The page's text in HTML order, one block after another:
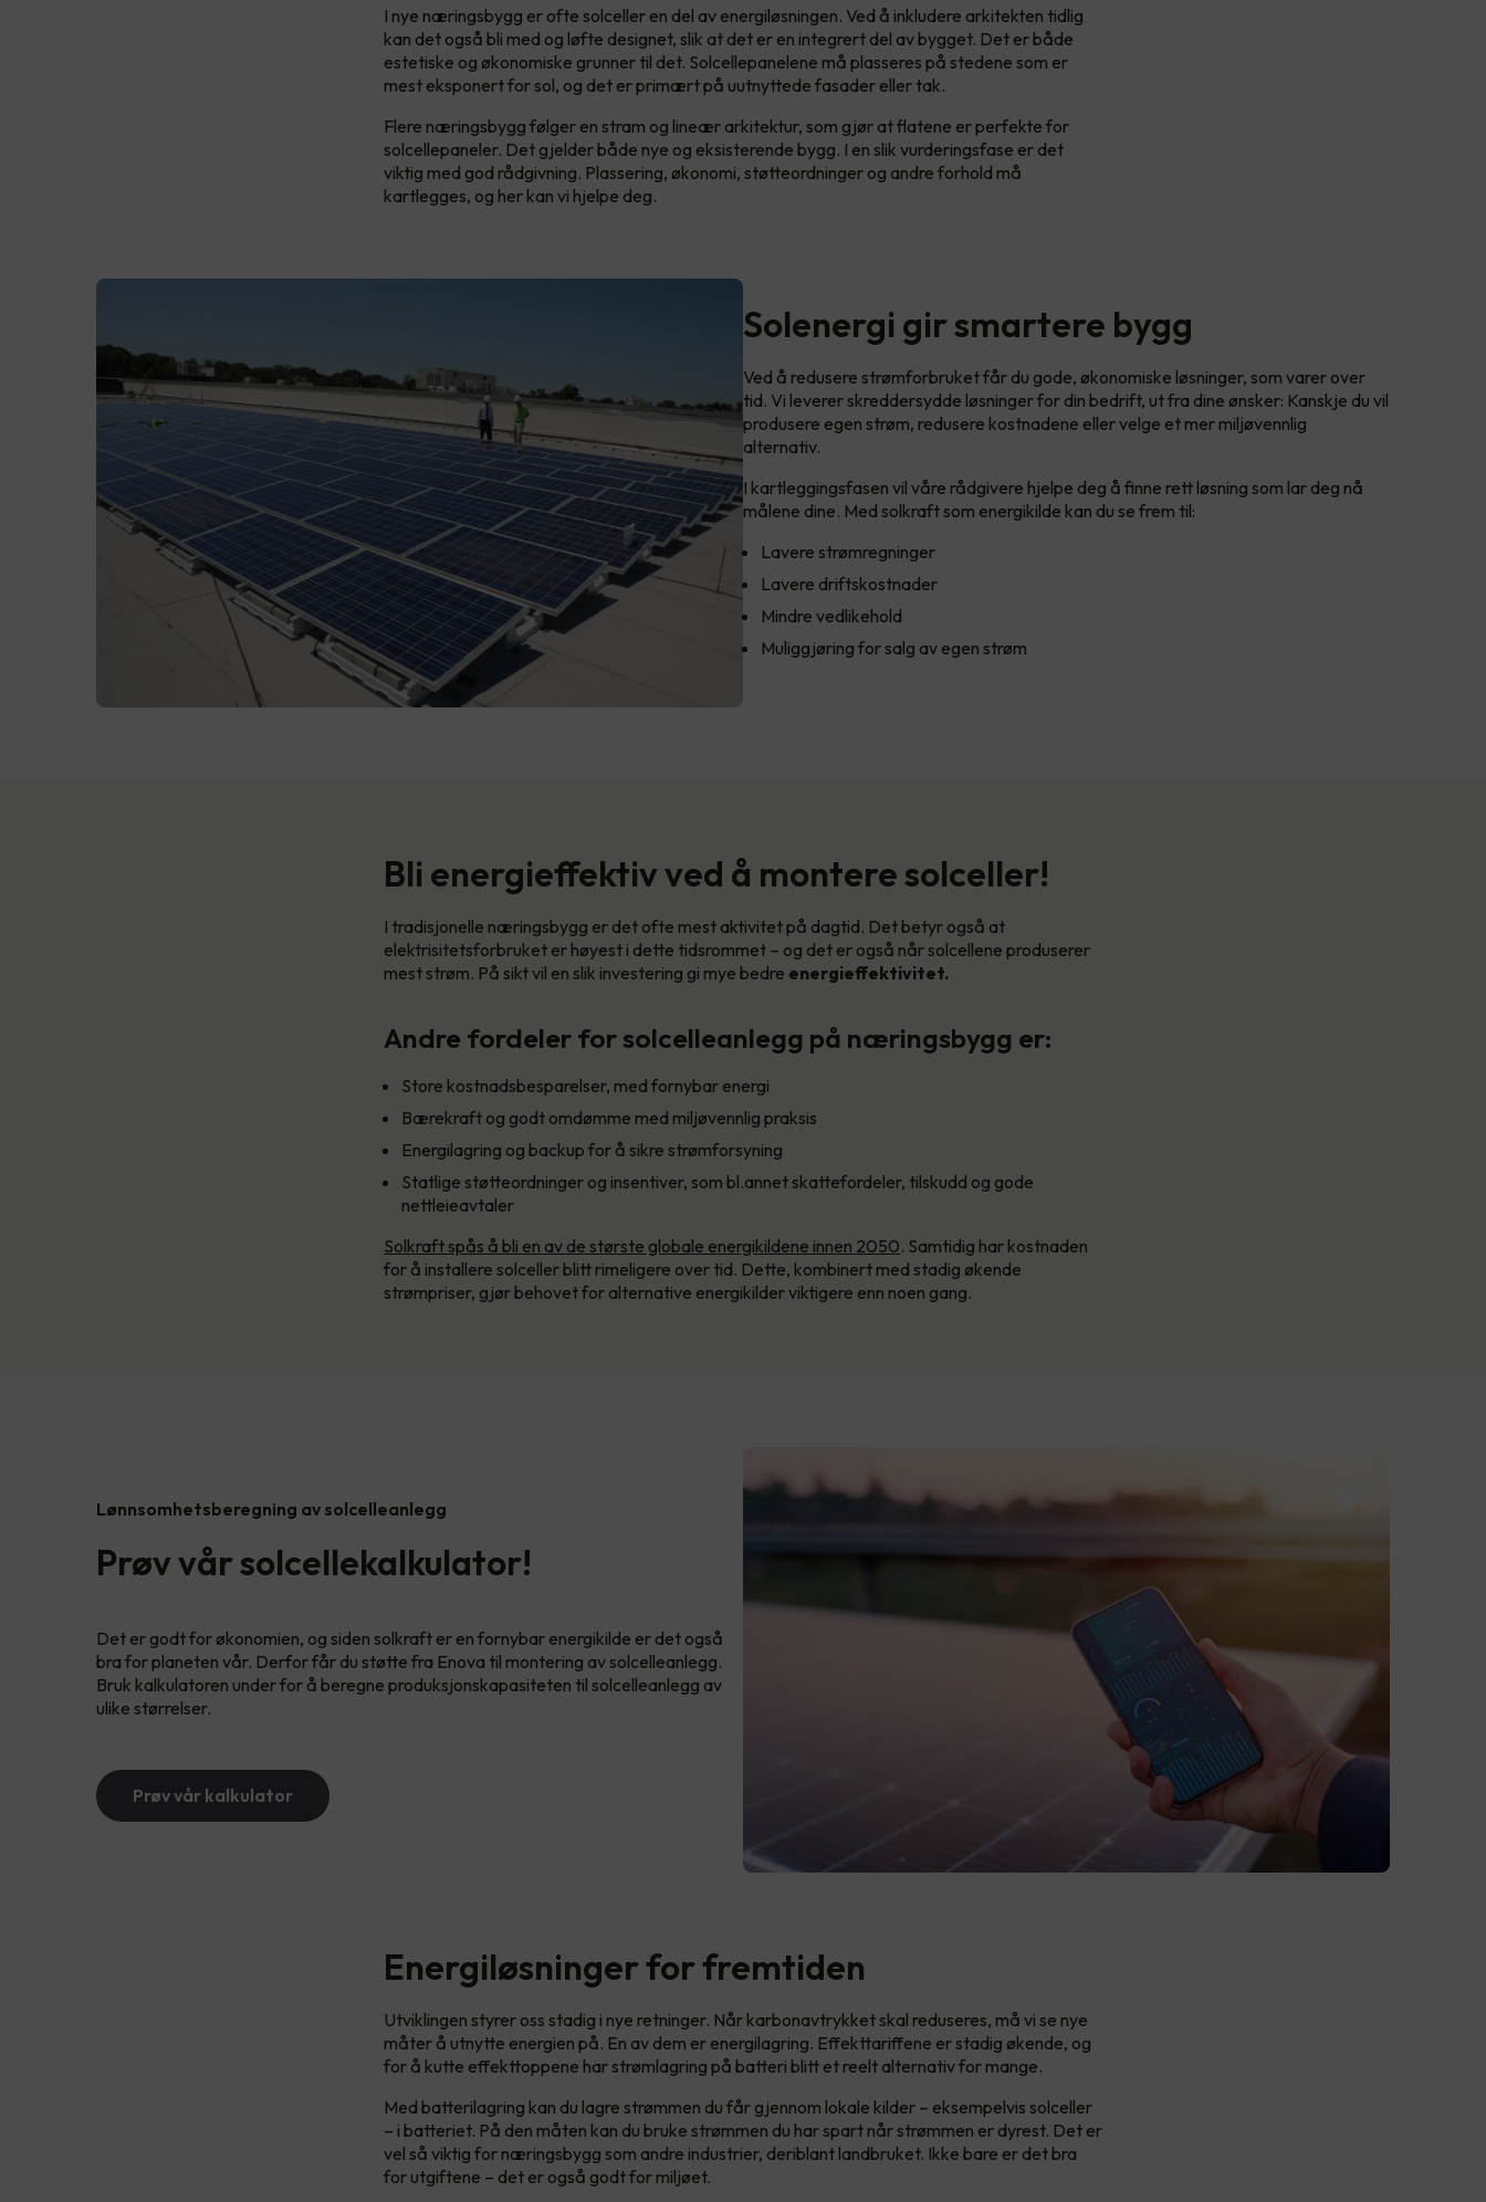
I nye næringsbygg er ofte solceller en del av energiløsningen. Ved å inkludere arkitekten tidlig
kan det også bli med og løfte designet, slik at det er en integrert del av bygget. Det er både
estetiske og økonomiske grunner til det. Solcellepanelene må plasseres på stedene som er
mest eksponert for sol, og det er primært på uutnyttede fasader eller tak.
Flere næringsbygg følger en stram og lineær arkitektur, som gjør at flatene er perfekte for
solcellepaneler. Det gjelder både nye og eksisterende bygg. I en slik vurderingsfase er det
viktig med god rådgivning. Plassering, økonomi, støtteordninger og andre forhold må
kartlegges, og her kan vi hjelpe deg.
Solenergi gir smartere bygg
Ved å redusere strømforbruket får du gode, økonomiske løsninger, som varer over
tid. Vi leverer skreddersydde løsninger for din bedrift, ut fra dine ønsker: Kanskje du vil
produsere egen strøm, redusere kostnadene eller velge et mer miljøvennlig
alternativ.
I kartleggingsfasen vil våre rådgivere hjelpe deg å finne rett løsning som lar deg nå
målene dine. Med solkraft som energikilde kan du se frem til:
Lavere strømregninger
Lavere driftskostnader
Mindre vedlikehold
Muliggjøring for salg av egen strøm
Bli energieffektiv ved å montere solceller!
I tradisjonelle næringsbygg er det ofte mest aktivitet på dagtid. Det betyr også at
elektrisitetsforbruket er høyest i dette tidsrommet – og det er også når solcellene produserer
mest strøm. På sikt vil en slik investering gi mye bedre energieffektivitet.
Andre fordeler for solcelleanlegg på næringsbygg er:
Store kostnadsbesparelser, med fornybar energi
Bærekraft og godt omdømme med miljøvennlig praksis
Energilagring og backup for å sikre strømforsyning
Statlige støtteordninger og insentiver, som bl.annet skattefordeler, tilskudd og gode
nettleieavtaler
Solkraft spås å bli en av de største globale energikildene innen 2050. Samtidig har kostnaden
for å installere solceller blitt rimeligere over tid. Dette, kombinert med stadig økende
strømpriser, gjør behovet for alternative energikilder viktigere enn noen gang.
Lønnsomhetsberegning av solcelleanlegg
Prøv vår solcellekalkulator!
Det er godt for økonomien, og siden solkraft er en fornybar energikilde er det også
bra for planeten vår. Derfor får du støtte fra Enova til montering av solcelleanlegg.
Bruk kalkulatoren under for å beregne produksjonskapasiteten til solcelleanlegg av
ulike størrelser.
Prøv vår kalkulator
Energiløsninger for fremtiden
Utviklingen styrer oss stadig i nye retninger. Når karbonavtrykket skal reduseres, må vi se nye
måter å utnytte energien på. En av dem er energilagring. Effekttariffene er stadig økende, og
for å kutte effekttoppene har strømlagring på batteri blitt et reelt alternativ for mange.
Med batterilagring kan du lagre strømmen du får gjennom lokale kilder – eksempelvis solceller
– i batteriet. På den måten kan du bruke strømmen du har spart når strømmen er dyrest. Det er
vel så viktig for næringsbygg som andre industrier, deriblant landbruket. Ikke bare er det bra
for utgiftene – det er også godt for miljøet.